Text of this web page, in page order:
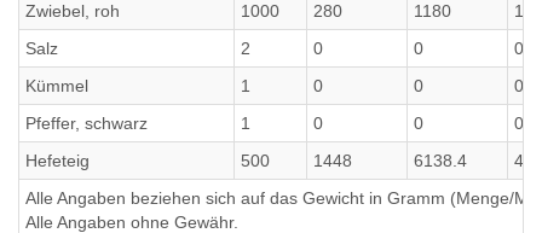
Zwiebel, roh
1000 280 1180
13
Salz
2 0 0
0
Kümmel
1 0 0
0
Pfeffer, schwarz
1 0 0
0
Hefeteig
500 1448 6138.4
Alle Angaben beziehen sich auf das Gewicht in Gramm (Menge/
Alle Angaben ohne Gewähr.